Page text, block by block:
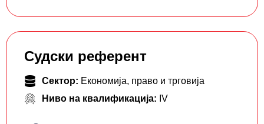
Судски референт
Сектор: Економија, право и трговија
Ниво на квалификација: IV